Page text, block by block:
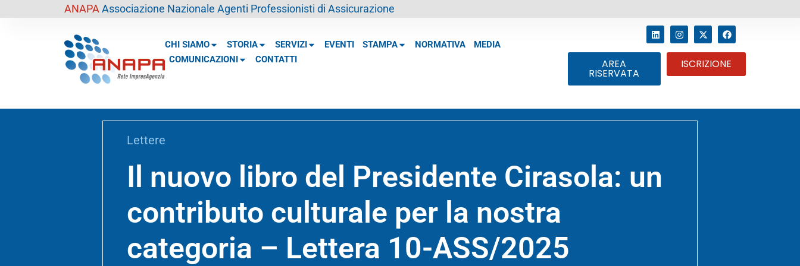
ANAPA Associazione Nazionale Agenti Professionisti di Assicurazione
CHI SIAMO STORIA SERVIZI EVENTI STAMPA NORMATIVA
MEDIA
COMUNICAZIONI
CONTATTI AREA
RISERVATA
ISCRIZIONE
Lettere
Il nuovo libro del Presidente Cirasola: un
contributo culturale per la nostra
categoria – Lettera 10-ASS/2025